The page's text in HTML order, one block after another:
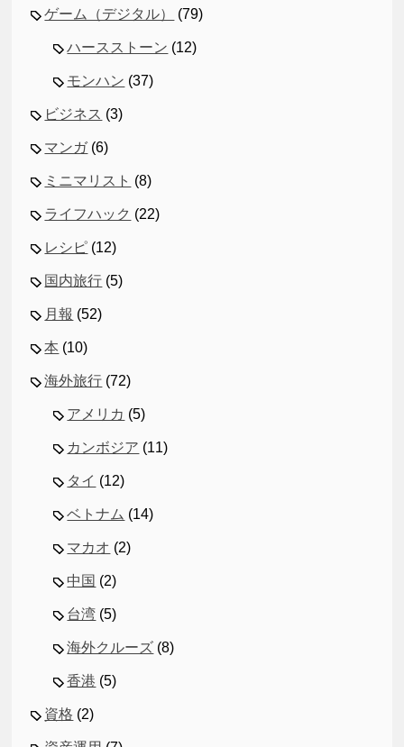
ゲーム（デジタル） (79)
ハースストーン (12)
モンハン (37)
ビジネス (3)
マンガ(6)
ミニマリスト (8)
ライフハック (22)
レシピ (12)
国内旅行 (5)
月報 (52)
本 (10)
海外旅行 (72)
アメリカ (5)
カンボジア (11)
タイ (12)
ベトナム (14)
マカオ (2)
中国 (2)
台湾 (5)
海外クルーズ (8)
香港 (5)
資格 (2)